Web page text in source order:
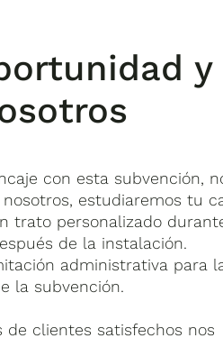
y
con esta subvención,
estudiaremos tu
trato personalizado
de la instalación.
administrativa para
la subvención.
de clientes satisfechos nos